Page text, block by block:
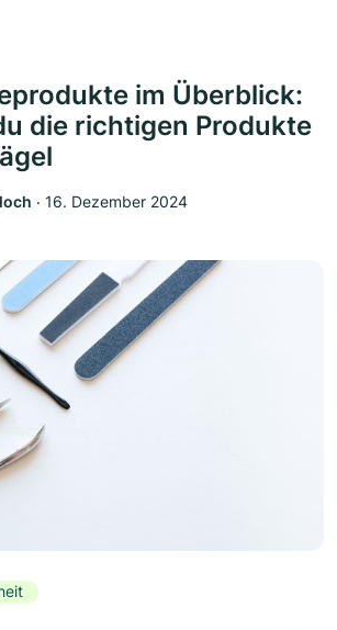
im Überblick:
die richtigen Produkte
‧ 16. Dezember 2024